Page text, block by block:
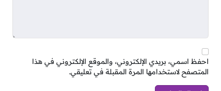
مطلوب مسؤول عقود أول
مطلوب خبير تقديرات أول (MEP)
احفظ اسمي، بريدي الإلكتروني، والموقع الإلكتروني في هذا
المتصفح لاستخدامها المرة المقبلة في تعليقي.